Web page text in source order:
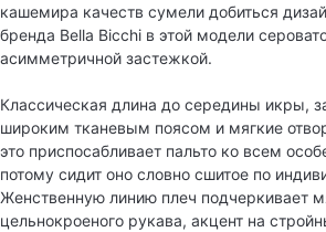
кашемира качеств сумели добиться
бренда Bella Bicchi в этой модели
асимметричной застежкой.
Классическая длина до середины икры,
широким тканевым поясом и мягкие
это приспосабливает пальто ко всем
потому сидит оно словно сшитое по
Женственную линию плеч подчеркивает
цельнокроеного рукава, акцент на